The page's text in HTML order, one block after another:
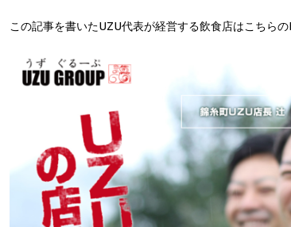
この記事を書いたUZU代表が経営する飲食店はこちら